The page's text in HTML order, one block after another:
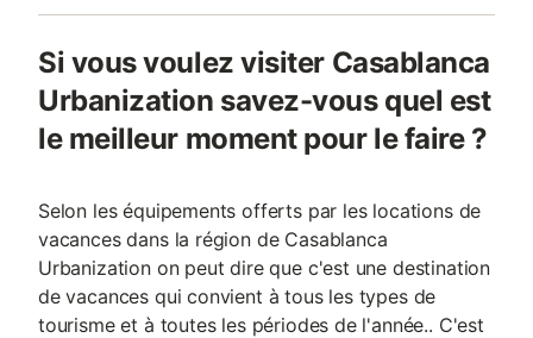
Si vous voulez visiter Casablanca
Urbanization savez-vous quel est
le meilleur moment pour le faire ?
Selon les équipements offerts par les locations de
vacances dans la région de Casablanca
Urbanization on peut dire que c'est une destination
de vacances qui convient à tous les types de
tourisme et à toutes les périodes de l'année.. C'est